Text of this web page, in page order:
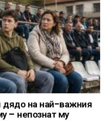
на най-важния
– непознат му